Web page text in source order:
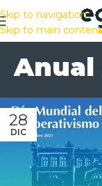
Skip to navigation
Skip to main content
Anual
28
DIC